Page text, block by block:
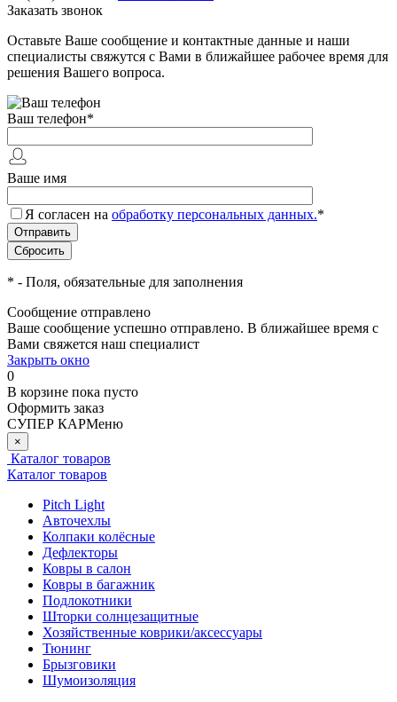
Заказать звонок
Оставьте Ваше сообщение и контактные данные и наши
специалисты свяжутся с Вами в ближайшее рабочее время для
решения Вашего вопроса.
Ваш телефон*
Ваше имя
Я согласен на обработку персональных данных.*
* - Поля, обязательные для заполнения
Сообщение отправлено
Ваше сообщение успешно отправлено. В ближайшее время с
Вами свяжется наш специалист
Закрыть окно
0
В корзине пока пусто
Оформить заказ
СУПЕР КАРМеню
×
Каталог товаров
Каталог товаров
Pitch Light
Авточехлы
Колпаки колёсные
Дефлекторы
Ковры в салон
Ковры в багажник
Подлокотники
Шторки солнцезащитные
Хозяйственные коврики/аксессуары
Тюнинг
Брызговики
Шумоизоляция